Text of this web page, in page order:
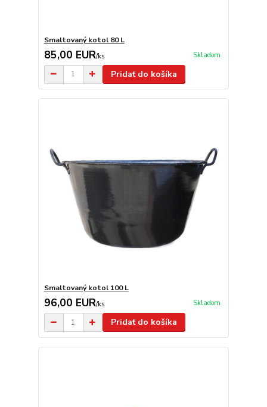
Smaltovaný kotol 80 L
85,00 EUR/ks Skladom
Pridať do košíka
Smaltovaný kotol 100 L
96,00 EUR/ks Skladom
Pridať do košíka